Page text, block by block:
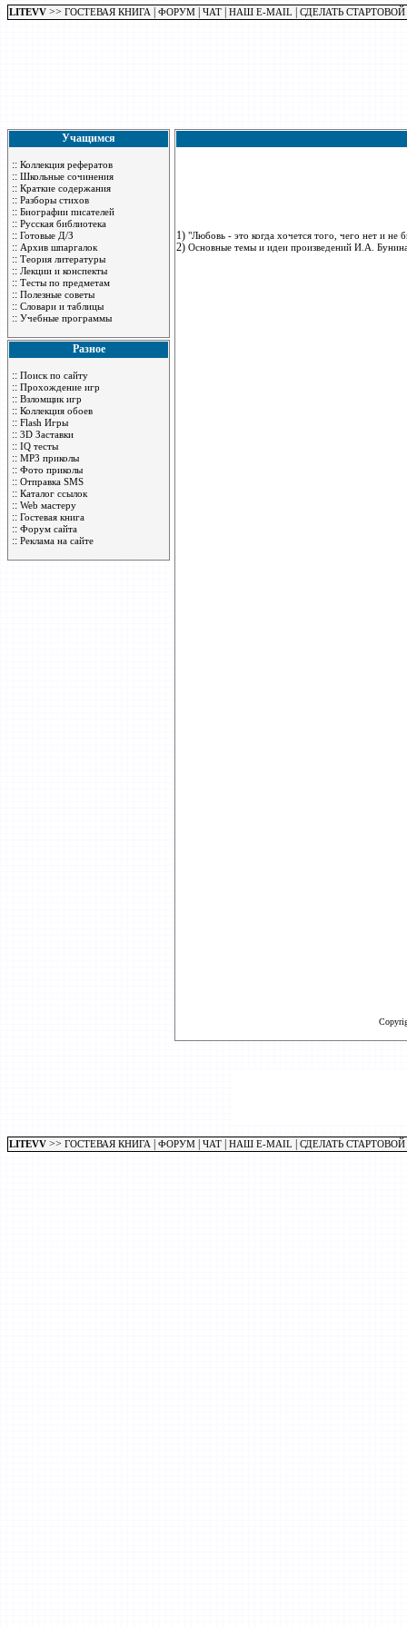
LITEVV >> ГОСТЕВАЯ КНИГА ФОРУМ ЧАТ НАШ E-MAIL СДЕЛАТЬ СТАРТОВОЙ
Учащимся
:: Коллекция рефератов
:: Школьные сочинения
:: Краткие содержания
:: Разборы стихов
:: Биографии писателей
:: Русская библиотека
:: Готовые Д/З
:: Архив шпаргалок
:: Теория литературы
:: Лекции и конспекты
:: Тесты по предметам
:: Полезные советы
:: Словари и таблицы
:: Учебные программы
Разное
:: Поиск по сайту
:: Прохождение игр
:: Взломщик игр
:: Коллекция обоев
:: Flash Игры
:: 3D Заставки
:: IQ тесты
:: MP3 приколы
:: Фото приколы
:: Отправка SMS
:: Каталог ссылок
:: Web мастеру
:: Гостевая книга
:: Форум сайта
:: Реклама на сайте
1) "Любовь - это когда хочется того, чего нет и
2) Основные темы и идеи произведений И.А.
LITEVV >> ГОСТЕВАЯ КНИГА ФОРУМ ЧАТ НАШ E-MAIL СДЕЛАТЬ СТАРТОВОЙ